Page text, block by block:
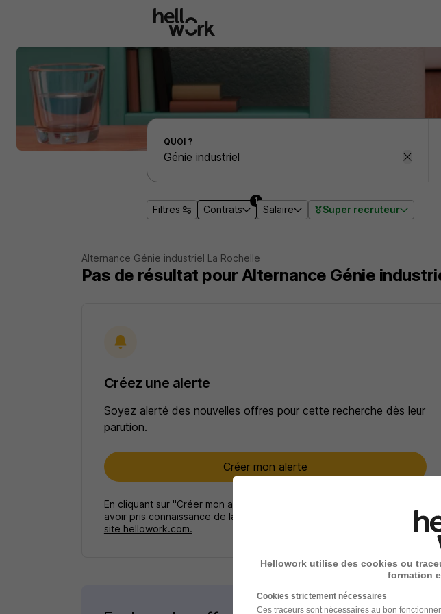
Effectuer une recherche d'emploi par localité
QUOI ?
Filtres Contrats
1
Salaire Super recruteur
Alternance Génie industriel La Rochelle
Pas de résultat pour Alternance Génie
Créez une alerte
Soyez alerté des nouvelles offres pour cette recherche dès leur
parution.
Créer mon alerte
En cliquant sur "Créer mon alerte", vous acceptez les
avoir pris connaissance de la
politique de protection des données du
site hellowork.com.
Hellowork utilise des cookies ou
formation
Cookies strictement nécessaires
Ces traceurs sont nécessaires au bon